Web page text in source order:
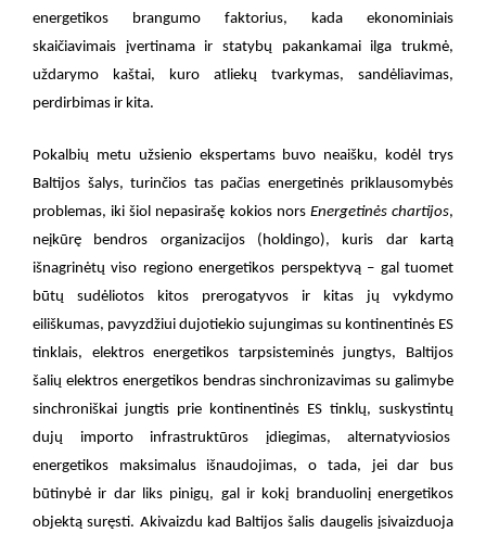
energetikos brangumo faktorius, kada ekonominiais
skaičiavimais įvertinama ir statybų pakankamai ilga trukmė,
uždarymo kaštai, kuro atliekų tvarkymas, sandėliavimas,
perdirbimas ir kita.
Pokalbių metu užsienio ekspertams buvo neaišku, kodėl trys
Baltijos šalys, turinčios tas pačias energetinės priklausomybės
problemas, iki šiol nepasirašę kokios nors Energetinės chartijos,
neįkūrę bendros organizacijos (holdingo), kuris dar kartą
išnagrinėtų viso regiono energetikos perspektyvą – gal tuomet
būtų sudėliotos kitos prerogatyvos ir kitas jų vykdymo
eiliškumas, pavyzdžiui dujotiekio sujungimas su kontinentinės ES
tinklais, elektros energetikos tarpsisteminės jungtys, Baltijos
šalių elektros energetikos bendras sinchronizavimas su galimybe
sinchroniškai jungtis prie kontinentinės ES tinklų, suskystintų
dujų importo infrastruktūros įdiegimas, alternatyviosios
energetikos maksimalus išnaudojimas, o tada, jei dar bus
būtinybė ir dar liks pinigų, gal ir kokį branduolinį energetikos
objektą suręsti. Akivaizdu kad Baltijos šalis daugelis įsivaizduoja